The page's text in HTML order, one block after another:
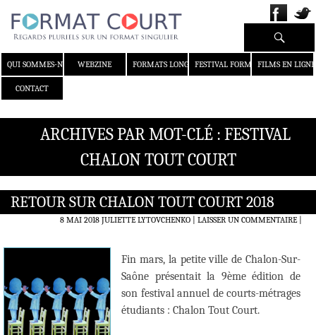
QUI SOMMES-NOUS ?WEBZINE FORMATS LONGS FESTIVAL FORMAT COURT
FILMS EN LIGNE
CONTACT
Recherche
ARCHIVES PAR MOT-CLÉ : FESTIVAL
CHALON TOUT COURT
RETOUR SUR CHALON TOUT COURT 2018
8 MAI 2018 JULIETTE LYTOVCHENKO LAISSER UN COMMENTAIRE|
Fin mars, la petite ville de Chalon-Sur-
Saône présentait la 9ème édition de
son festival annuel de courts-métrages
étudiants : Chalon Tout Court.